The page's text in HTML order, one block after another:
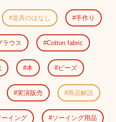
道具のはなし 手作り
ラウス Cotton fabric
本 ビーズ
実演販売 商品解説
ーイング ソーイング用品